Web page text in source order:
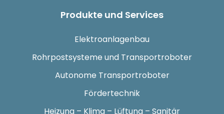
Produkte und Services
Elektroanlagenbau
Rohrpostsysteme und Transportroboter
Autonome Transportroboter
Fördertechnik
Heizung – Klima – Lüftung – Sanitär